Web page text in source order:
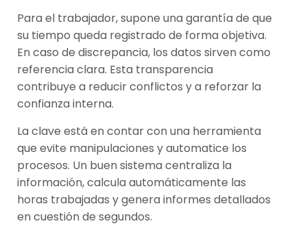
Para el trabajador, supone una garantía de que
su tiempo queda registrado de forma objetiva.
En caso de discrepancia, los datos sirven como
referencia clara. Esta transparencia
contribuye a reducir conflictos y a reforzar la
confianza interna.
La clave está en contar con una herramienta
que evite manipulaciones y automatice los
procesos. Un buen sistema centraliza la
información, calcula automáticamente las
horas trabajadas y genera informes detallados
en cuestión de segundos.